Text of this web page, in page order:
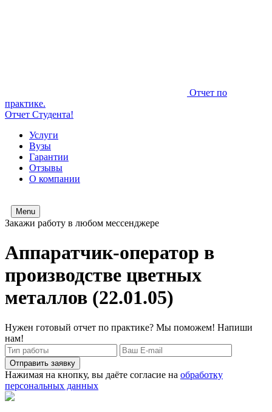
Отчет по
практике.
Отчет Студента!
Услуги
Вузы
Гарантии
Отзывы
О компании
Menu
Закажи работу в любом мессенджере
Аппаратчик-оператор в
производстве цветных
металлов (22.01.05)
Нужен готовый отчет по практике? Мы поможем! Напиши
нам!
Отправить заявку
Нажимая на кнопку, вы даёте согласие на обработку
персональных данных